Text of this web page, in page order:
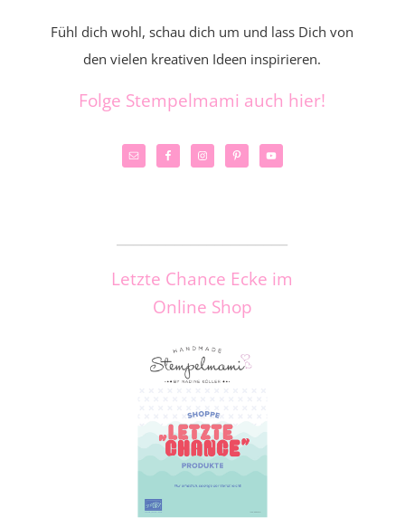
Fühl dich wohl, schau dich um und lass Dich von
den vielen kreativen Ideen inspirieren.
Folge Stempelmami auch hier!
Letzte Chance Ecke im
Online Shop